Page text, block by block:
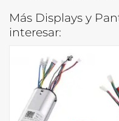
Más Displays y
interesar: